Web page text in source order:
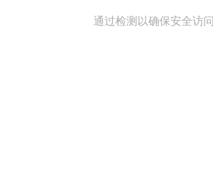
通过检测以确保安全访问